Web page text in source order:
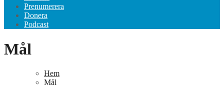
Prenumerera
Donera
Podcast
Mål
Hem
Mål